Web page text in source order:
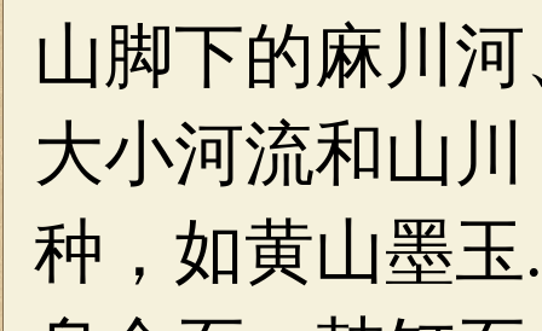
山脚下的麻川
大小河流和山
种，如黄山墨